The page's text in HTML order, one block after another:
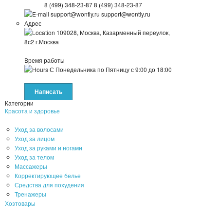
8 (499) 348-23-878 (499) 348-23-87
support@wontly.ru support@wontly.ru
Адрес
109028, Москва, Казарменный переулок,
8с2 г.Москва
Время работы
С Понедельника по Пятницус 9:00 до 18:00
Написать
Категории
Красота и здоровье
Уход за волосами
Уход за лицом
Уход за руками и ногами
Уход за телом
Массажеры
Корректирующее белье
Средства для похудения
Тренажеры
Хозтовары